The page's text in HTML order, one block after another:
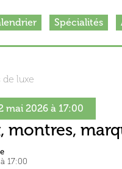
Spécialités
de luxe
mai 2026 à 17:00
montres,
17:00